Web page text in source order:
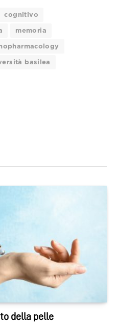
cognitivo
memoria
basilea
della pelle